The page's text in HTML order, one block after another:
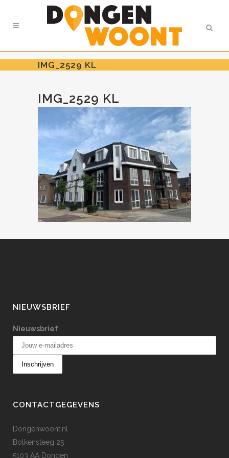
IMG_2529 KL
IMG_2529 KL
NIEUWSBRIEF
Nieuwsbrief
CONTACTGEGEVENS
Dongenwoont.nl
Bolkensteeg 25
5103 AA Dongen